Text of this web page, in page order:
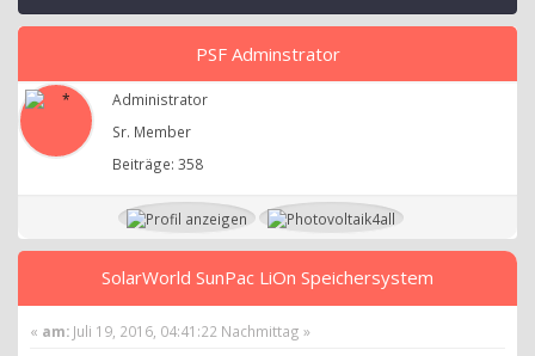
PSF Adminstrator
Administrator
Sr. Member
Beiträge: 358
SolarWorld SunPac LiOn Speichersystem
« am: Juli 19, 2016, 04:41:22 Nachmittag »